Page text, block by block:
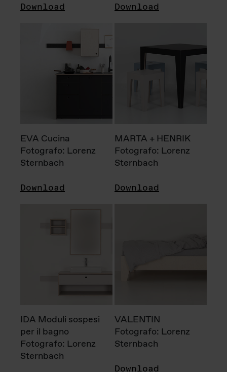
Download Download
EVA Cucina
Fotografo: Lorenz
Sternbach
Download
MARTA + HENRIK
Fotografo: Lorenz
Sternbach
Download
IDA Moduli sospesi
per il bagno
Fotografo: Lorenz
Sternbach
VALENTIN
Fotografo: Lorenz
Sternbach
Download